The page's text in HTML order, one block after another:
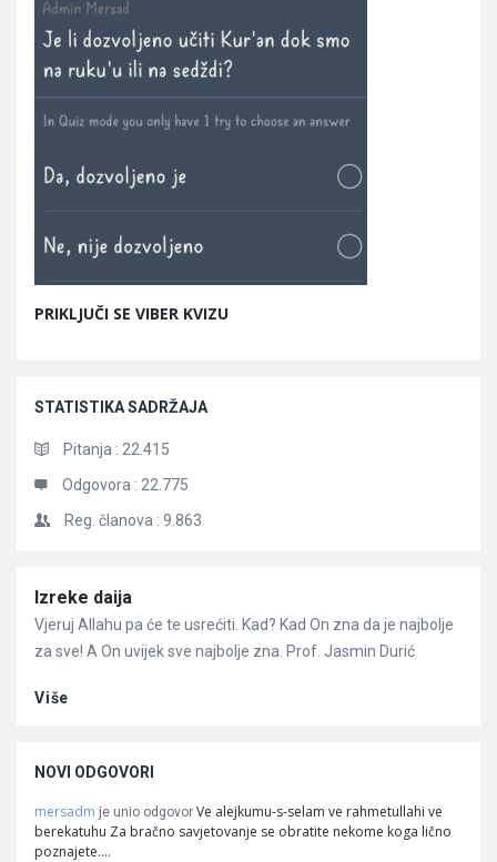
PRIKLJUČI SE VIBER KVIZU
STATISTIKA SADRŽAJA
Pitanja : 22.415
Odgovora : 22.775
Reg. članova : 9.863
Članci
Izreke daija
Vjeruj Allahu pa će te usrećiti. Kad? Kad On zna da je najbolje
za sve! A On uvijek sve najbolje zna. Prof. Jasmin Durić
Više
NOVI ODGOVORI
mersadm je unio odgovor Ve alejkumu-s-selam ve rahmetullahi ve
berekatuhu Za bračno savjetovanje se obratite nekome koga lično
poznajete.…